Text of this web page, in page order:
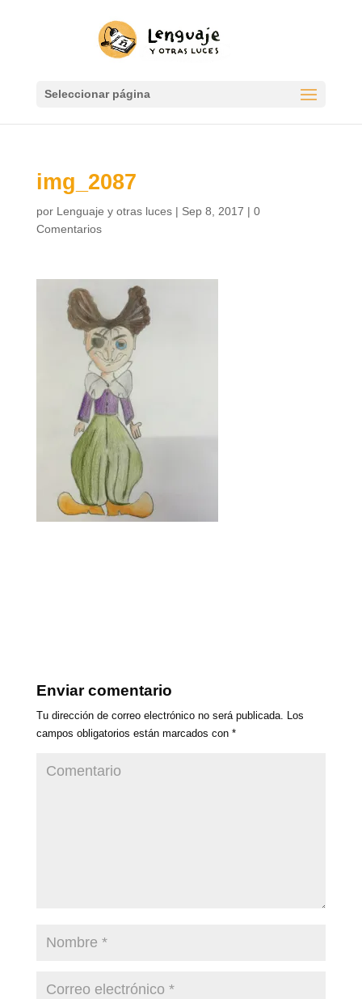
Seleccionar página
img_2087
por Lenguaje y otras luces| Sep 8, 2017 | 0
Comentarios
Enviar comentario
Tu dirección de correo electrónico no será publicada. Los
campos obligatorios están marcados con *